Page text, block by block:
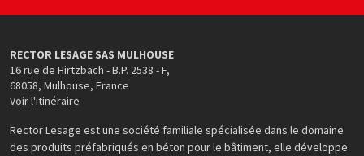
RECTOR LESAGE SAS MULHOUSE
16 rue de Hirtzbach - B.P. 2538 - F,
68058, Mulhouse, France
Voir l'itinéraire
Rector Lesage est une société familiale spécialisée dans le domaine
des produits préfabriqués en béton pour le bâtiment, elle développe